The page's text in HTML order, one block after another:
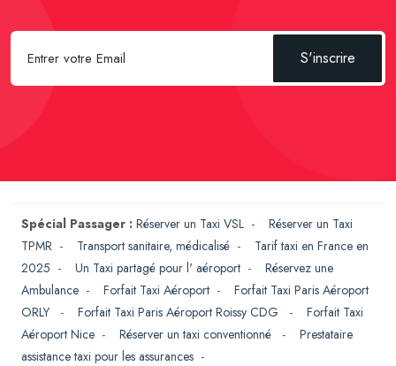
S'inscrire
Spécial Passager : Réserver un Taxi VSL - Réserver un Taxi
TPMR - Transport sanitaire, médicalisé - Tarif taxi en France en
2025 - Un Taxi partagé pour l' aéroport - Réservez une
Ambulance - Forfait Taxi Aéroport - Forfait Taxi Paris Aéroport
ORLY
- Forfait Taxi Paris Aéroport Roissy CDG - Forfait Taxi
Aéroport Nice - Réserver un taxi conventionné - Prestataire
assistance taxi pour les assurances -